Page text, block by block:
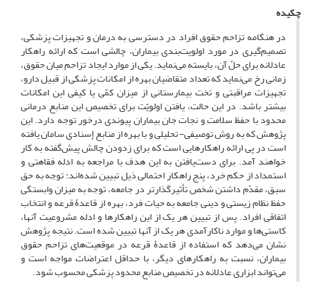
چکیده
در هنگامه تزاحم حقوق افراد در دسترسی به درمان و تجهیزات پزشکی،
تصمیم‌گیری در مورد اولویت‌بندی بیماران، چالشی است که ارائه راهکار
عادلانه برای حلّ آن، بایسته می‌نماید. یکی از موارد ایجاد تزاحم میان حقوق،
زمانی رخ می‌نماید که تعداد متقاضیان بهره از امکانات پزشکی از قبیل دارو،
تجهیزات مراقبتی و تخت بیمارستانی از میزان کمّی یا کیفی این امکانات
بیشتر باشد. در این حالت، یافتن اولویّت برای تخصیص این منابع درمانی
محدود با حفظ سلامت و نجات جان بیماران پیوندی درخور توجه دارد. این
پژوهش که به روش توصیفی- تحلیلی و با بهره از منابع إسنادی سامان یافته
است در پی ارائه راهکارهایی است که برای زدودن چالش پیش‌گفته به کار
خواهند آمد. برای دست‌یافتن به این هدف با مراجعه به ادله فقاهتی و
استمداد از حکم خرد، پنج راهکار احتمالی ذیل تبیین شده‌اند: توجه به حق
سبق، مقدّم داشتن شخص تأثیرگذارتر در جامعه، توجه به میزان وابستگی
حفظ نظام زیستی و دینی جامعه به حیات فرد، بهره از قاعدۀ قرعه و انتخاب
اتفاقی افراد. پس از تبیین هر یک از این راهکارها و ادله مشروعیت آنها،
کاستی‌ها و موارد ناکارآمدی هر یک از آنها تبیین شده است. نتیجه پژوهش
نشان می‌دهد که استفاده از قاعدۀ قرعه در موقعیت‌های تزاحم حقوق
بیماران، نسبت به راهکارهای دیگر، با حداقل اعتراضات مواجه است و
می‌تواند ابزاری عادلانه در تخصیص منابع محدود پزشکی محسوب شود.